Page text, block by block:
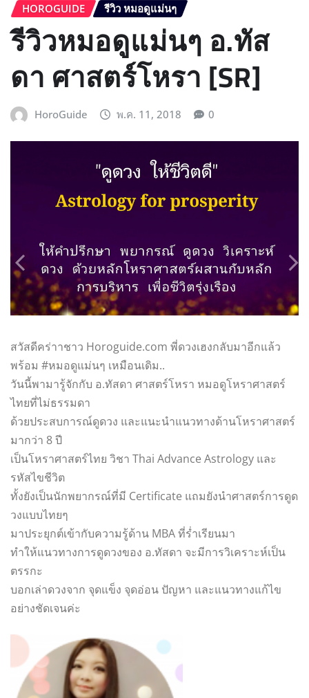
HOROGUIDE รีวิว หมอดูแม่นๆ
รีวิวหมอดูแม่นๆ อ.ทัส
ดา ศาสตร์โหรา [SR]
HoroGuide พ.ค. 11, 2018 0
สวัสดีคร่าาชาว Horoguide.com พี่ดวงเฮงกลับมาอีกแล้ว
พร้อม #หมอดูแม่นๆ เหมือนเดิม..
วันนี้พามารู้จักกับ อ.ทัสดา ศาสตร์โหรา หมอดูโหราศาสตร์
ไทยที่ไม่ธรรมดา
ด้วยประสบการณ์ดูดวง และแนะนำแนวทางด้านโหราศาสตร์
มากว่า 8 ปี
เป็นโหราศาสตร์ไทย วิชา Thai Advance Astrology และ
รหัสไขชีวิต
ทั้งยังเป็นนักพยากรณ์ที่มี Certificate แถมยังนำศาสตร์การดูด
วงแบบไทยๆ
มาประยุกต์เข้ากับความรู้ด้าน MBA ที่ร่ำเรียนมา
ทำให้แนวทางการดูดวงของ อ.ทัสดา จะมีการวิเคราะห์เป็น
ตรรกะ
บอกเล่าดวงจาก จุดแข็ง จุดอ่อน ปัญหา และแนวทางแก้ไข
อย่างชัดเจนค่ะ